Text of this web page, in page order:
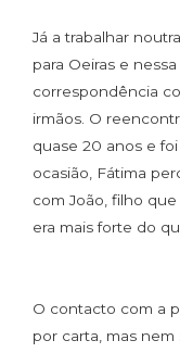
Já a trabalhar
para Oeiras e
correspondência
irmãos. O
quase 20 anos e
ocasião, Fátima
com João, filho
era mais forte do
O contacto com a
por carta, mas